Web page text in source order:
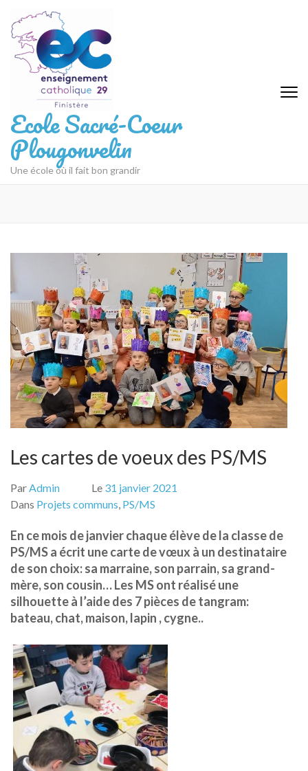
au
contenu
(Pressez
Entrée)
Ecole Sacré-Coeur
Plougonvelin
Une école où il fait bon grandir
Les cartes de voeux des PS/MS
ParAdmin Le 31 janvier 2021
Dans Projets communs, PS/MS
En ce mois de janvier chaque élève de la classe de
PS/MS a écrit une carte de vœux à un destinataire
de son choix: sa marraine, son parrain, sa grand-
mère, son cousin… Les MS ont réalisé une
silhouette à l’aide des 7 pièces de tangram:
bateau, chat, maison, lapin , cygne..